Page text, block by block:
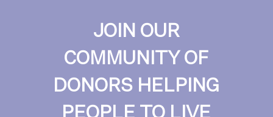
JOIN OUR
COMMUNITY OF
DONORS HELPING